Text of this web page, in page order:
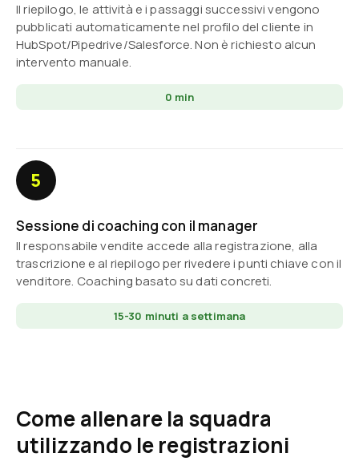
Il riepilogo, le attività e i passaggi successivi vengono
pubblicati automaticamente nel profilo del cliente in
HubSpot/Pipedrive/Salesforce. Non è richiesto alcun
intervento manuale.
0 min
5
Sessione di coaching con il manager
Il responsabile vendite accede alla registrazione, alla
trascrizione e al riepilogo per rivedere i punti chiave con il
venditore. Coaching basato su dati concreti.
15-30 minuti a settimana
Come allenare la squadra
utilizzando le registrazioni